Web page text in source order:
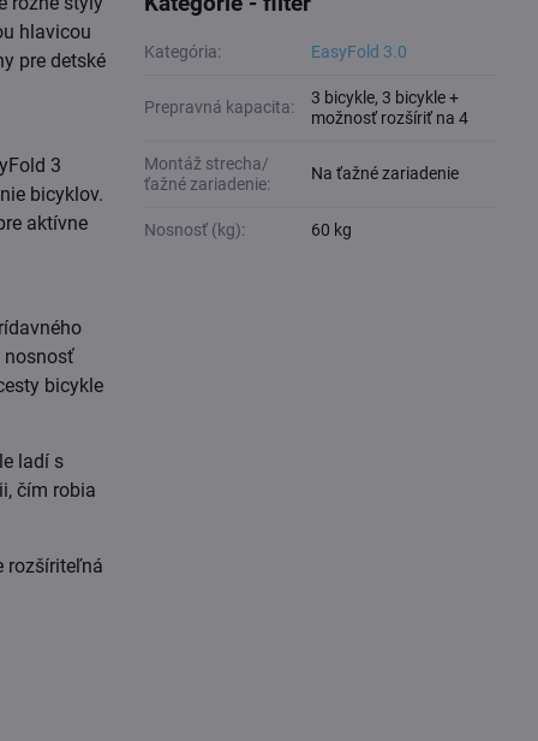
hlavicou
pre detské
3
bicyklov.
aktívne
nosnosť
bicykle
ladí s
čím robia
rozšíriteľná
Kategória: EasyFold 3.0
Prepravná kapacita:
3 bicykle, 3 bicykle +
možnosť rozšíriť na 4
Montáž strecha/
ťažné zariadenie:
Na ťažné zariadenie
Nosnosť (kg): 60 kg